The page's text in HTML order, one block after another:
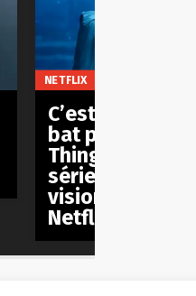
NETFLIX
C’est officiel:
bat pas le
Things’ et
série
visionnée de
Netflix